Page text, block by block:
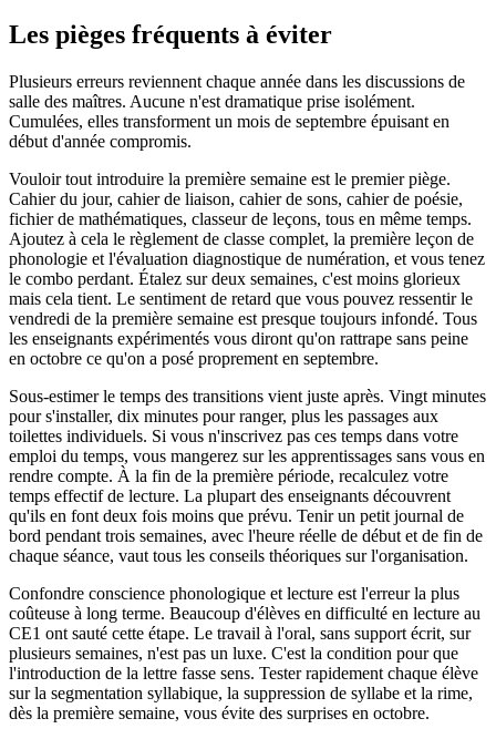
Les pièges fréquents à éviter
Plusieurs erreurs reviennent chaque année dans les discussions de
salle des maîtres. Aucune n'est dramatique prise isolément.
Cumulées, elles transforment un mois de septembre épuisant en
début d'année compromis.
Vouloir tout introduire la première semaine est le premier piège.
Cahier du jour, cahier de liaison, cahier de sons, cahier de poésie,
fichier de mathématiques, classeur de leçons, tous en même temps.
Ajoutez à cela le règlement de classe complet, la première leçon de
phonologie et l'évaluation diagnostique de numération, et vous tenez
le combo perdant. Étalez sur deux semaines, c'est moins glorieux
mais cela tient. Le sentiment de retard que vous pouvez ressentir le
vendredi de la première semaine est presque toujours infondé. Tous
les enseignants expérimentés vous diront qu'on rattrape sans peine
en octobre ce qu'on a posé proprement en septembre.
Sous-estimer le temps des transitions vient juste après. Vingt minutes
pour s'installer, dix minutes pour ranger, plus les passages aux
toilettes individuels. Si vous n'inscrivez pas ces temps dans votre
emploi du temps, vous mangerez sur les apprentissages sans vous en
rendre compte. À la fin de la première période, recalculez votre
temps effectif de lecture. La plupart des enseignants découvrent
qu'ils en font deux fois moins que prévu. Tenir un petit journal de
bord pendant trois semaines, avec l'heure réelle de début et de fin de
chaque séance, vaut tous les conseils théoriques sur l'organisation.
Confondre conscience phonologique et lecture est l'erreur la plus
coûteuse à long terme. Beaucoup d'élèves en difficulté en lecture au
CE1 ont sauté cette étape. Le travail à l'oral, sans support écrit, sur
plusieurs semaines, n'est pas un luxe. C'est la condition pour que
l'introduction de la lettre fasse sens. Tester rapidement chaque élève
sur la segmentation syllabique, la suppression de syllabe et la rime,
dès la première semaine, vous évite des surprises en octobre.